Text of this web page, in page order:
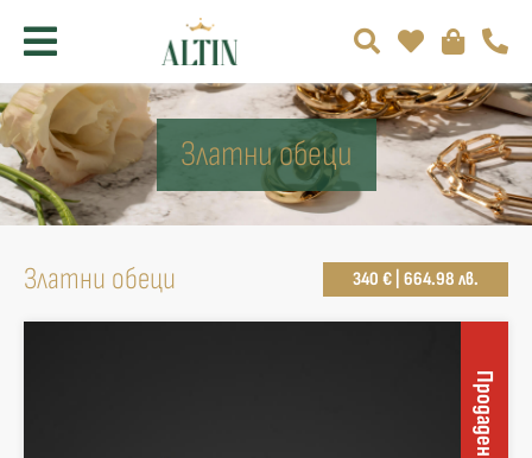
Златни обеци
Златни обеци 340 € | 664.98 лв.
Продаден